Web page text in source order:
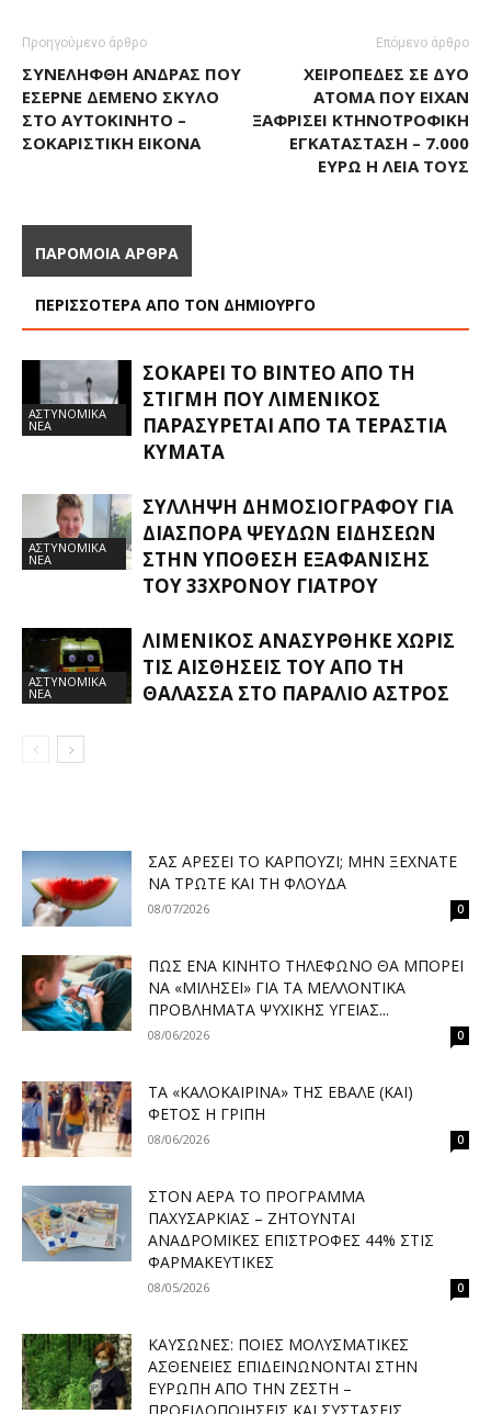
Προηγούμενο άρθρο
ΣΥΝΕΛΉΦΘΗ ΆΝΔΡΑΣ ΠΟΥ
ΈΣΕΡΝΕ ΔΕΜΈΝΟ ΣΚΎΛΟ
ΣΤΟ ΑΥΤΟΚΊΝΗΤΟ –
ΣΟΚΑΡΙΣΤΙΚΉ ΕΙΚΌΝΑ
Επόμενο άρθρο
ΧΕΙΡΟΠΈΔΕΣ ΣΕ ΔΎΟ
ΆΤΟΜΑ ΠΟΥ ΕΊΧΑΝ
ΞΑΦΡΊΣΕΙ ΚΤΗΝΟΤΡΟΦΙΚΉ
ΕΓΚΑΤΆΣΤΑΣΗ – 7.000
ΕΥΡΏ Η ΛΕΊΑ ΤΟΥΣ
ΠΑΡΟΜΟΙΑ ΑΡΘΡΑ
ΠΕΡΙΣΣΟΤΕΡΑ ΑΠΟ ΤΟΝ ΔΗΜΙΟΥΡΓΟ
ΑΣΤΥΝΟΜΙΚΑ
ΝΕΑ
ΣΟΚΆΡΕΙ ΤΟ ΒΊΝΤΕΟ ΑΠΌ ΤΗ
ΣΤΙΓΜΉ ΠΟΥ ΛΙΜΕΝΙΚΌΣ
ΠΑΡΑΣΎΡΕΤΑΙ ΑΠΌ ΤΑ ΤΕΡΆΣΤΙΑ
ΚΎΜΑΤΑ
ΑΣΤΥΝΟΜΙΚΑ
ΝΕΑ
ΣΎΛΛΗΨΗ ΔΗΜΟΣΙΟΓΡΆΦΟΥ ΓΙΑ
ΔΙΑΣΠΟΡΆ ΨΕΥΔΏΝ ΕΙΔΉΣΕΩΝ
ΣΤΗΝ ΥΠΌΘΕΣΗ ΕΞΑΦΆΝΙΣΗΣ
ΤΟΥ 33ΧΡΟΝΟΥ ΓΙΑΤΡΟΎ
ΑΣΤΥΝΟΜΙΚΑ
ΝΕΑ
ΛΙΜΕΝΙΚΌΣ ΑΝΑΣΎΡΘΗΚΕ ΧΩΡΊΣ
ΤΙΣ ΑΙΣΘΉΣΕΙΣ ΤΟΥ ΑΠΌ ΤΗ
ΘΆΛΑΣΣΑ ΣΤΟ ΠΑΡΆΛΙΟ ΆΣΤΡΟΣ
ΣΑΣ ΑΡΈΣΕΙ ΤΟ ΚΑΡΠΟΎΖΙ; ΜΗΝ ΞΕΧΝΆΤΕ
ΝΑ ΤΡΏΤΕ ΚΑΙ ΤΗ ΦΛΟΎΔΑ
08/07/2026 0
ΠΏΣ ΈΝΑ ΚΙΝΗΤΌ ΤΗΛΈΦΩΝΟ ΘΑ ΜΠΟΡΕΊ
ΝΑ «ΜΙΛΉΣΕΙ» ΓΙΑ ΤΑ ΜΕΛΛΟΝΤΙΚΆ
ΠΡΟΒΛΉΜΑΤΑ ΨΥΧΙΚΉΣ ΥΓΕΊΑΣ...
08/06/2026 0
ΤΑ «ΚΑΛΟΚΑΙΡΙΝΆ» ΤΗΣ ΈΒΑΛΕ (ΚΑΙ)
ΦΈΤΟΣ Η ΓΡΊΠΗ
08/06/2026 0
ΣΤΟΝ ΑΈΡΑ ΤΟ ΠΡΌΓΡΑΜΜΑ
ΠΑΧΥΣΑΡΚΊΑΣ – ΖΗΤΟΎΝΤΑΙ
ΑΝΑΔΡΟΜΙΚΈΣ ΕΠΙΣΤΡΟΦΈΣ 44% ΣΤΙΣ
ΦΑΡΜΑΚΕΥΤΙΚΈΣ
08/05/2026 0
ΚΑΎΣΩΝΕΣ: ΠΟΙΕΣ ΜΟΛΥΣΜΑΤΙΚΈΣ
ΑΣΘΈΝΕΙΕΣ ΕΠΙΔΕΙΝΏΝΟΝΤΑΙ ΣΤΗΝ
ΕΥΡΏΠΗ ΑΠΌ ΤΗΝ ΖΈΣΤΗ –